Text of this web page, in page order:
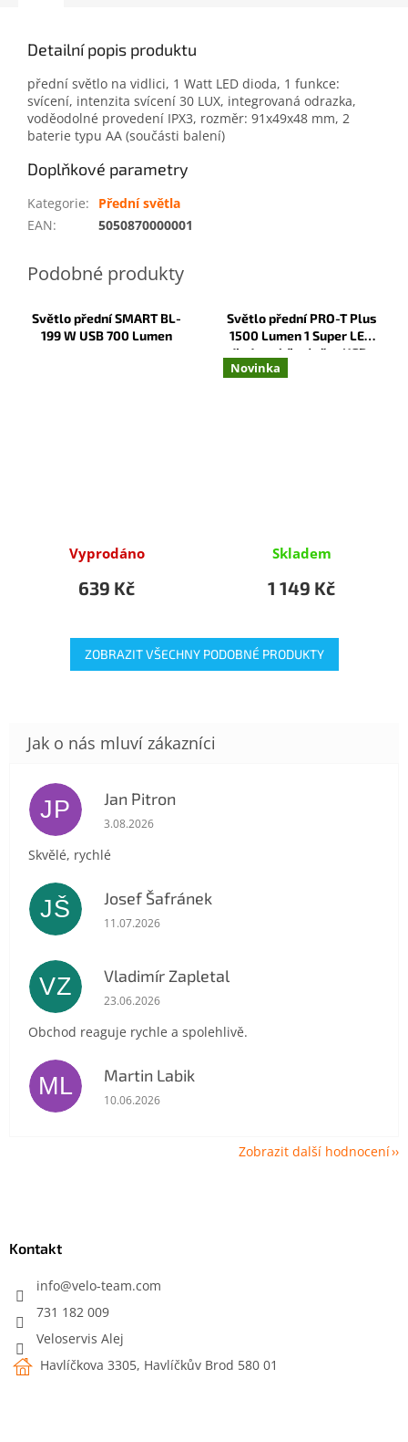
Detailní popis produktu
přední světlo na vidlici, 1 Watt LED dioda, 1 funkce:
svícení, intenzita svícení 30 LUX, integrovaná odrazka,
voděodolné provedení IPX3, rozměr: 91x49x48 mm, 2
baterie typu AA (součásti balení)
Doplňkové parametry
Kategorie:
Přední světla
EAN: 5050870000001
Světlo přední SMART BL-
199 W USB 700 Lumen
Vyprodáno
639 Kč
Novinka
Světlo přední PRO-T Plus
1500 Lumen 1 Super LED
dioda nabíjecí přes USB -
Type C 1400
Skladem
1 149 Kč
ZOBRAZIT VŠECHNY PODOBNÉ PRODUKTY
JP Jan Pitron
Hodnocení obchodu je 5 z 5 hvězdiček.
3.08.2026
Skvělé, rychlé
JŠ Josef Šafránek
Hodnocení obchodu je 5 z 5 hvězdiček.
11.07.2026
VZ Vladimír Zapletal
Hodnocení obchodu je 5 z 5 hvězdiček.
23.06.2026
Obchod reaguje rychle a spolehlivě.
ML Martin Labik
Hodnocení obchodu je 5 z 5 hvězdiček.
10.06.2026
Zobrazit další hodnocení
Kontakt
info@velo-team.com
731 182 009
Veloservis Alej
Havlíčkova 3305, Havlíčkův Brod 580 01